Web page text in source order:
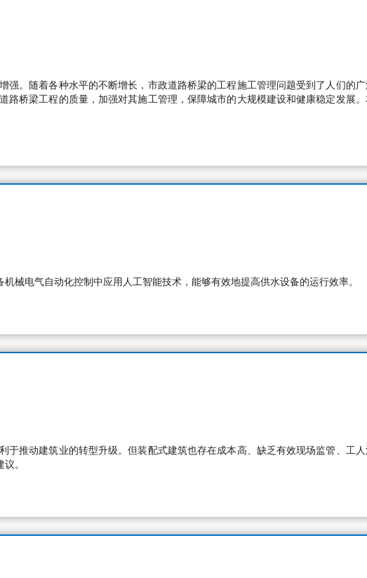
。随着各种水平的不断增长，市政道路桥梁的工程施工管理问题受到了人们的
桥梁工程的质量，加强对其施工管理，保障城市的大规模建设和健康稳定发展
械电气自动化控制中应用人工智能技术，能够有效地提高供水设备的运行效率。
推动建筑业的转型升级。但装配式建筑也存在成本高、缺乏有效现场监管、工
。